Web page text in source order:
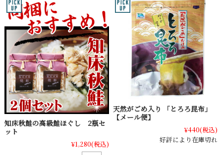
知床秋鮭の高級鮭ほぐし 2瓶セ
ット
¥1,280(税込)
天然がごめ入り 「とろろ昆布」
【メール便】
¥440(税込)
好評により在庫切れ